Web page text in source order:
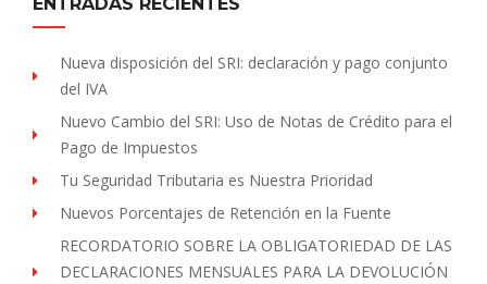
Nueva disposición del SRI: declaración y pago conjunto
del IVA
Nuevo Cambio del SRI: Uso de Notas de Crédito para el
Pago de Impuestos
Tu Seguridad Tributaria es Nuestra Prioridad
Nuevos Porcentajes de Retención en la Fuente
RECORDATORIO SOBRE LA OBLIGATORIEDAD DE LAS
DECLARACIONES MENSUALES PARA LA DEVOLUCIÓN